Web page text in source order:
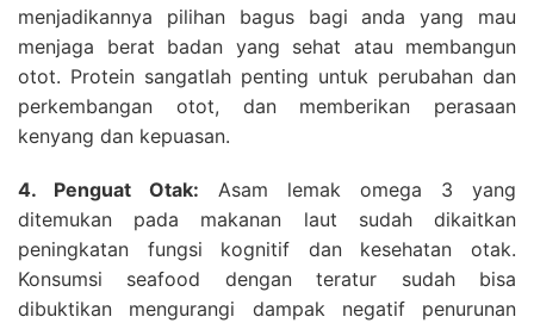
menjadikannya pilihan bagus bagi anda yang mau
menjaga berat badan yang sehat atau membangun
otot. Protein sangatlah penting untuk perubahan dan
perkembangan otot, dan memberikan perasaan
kenyang dan kepuasan.
4. Penguat Otak: Asam lemak omega 3 yang
ditemukan pada makanan laut sudah dikaitkan
peningkatan fungsi kognitif dan kesehatan otak.
Konsumsi seafood dengan teratur sudah bisa
dibuktikan mengurangi dampak negatif penurunan